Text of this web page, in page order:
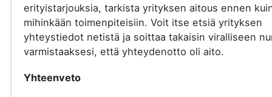
erityistarjouksia, tarkista yrityksen aitous ennen
mihinkään toimenpiteisiin. Voit itse etsiä yrityksen
yhteystiedot netistä ja soittaa takaisin viralliseen
varmistaaksesi, että yhteydenotto oli aito.
Yhteenveto